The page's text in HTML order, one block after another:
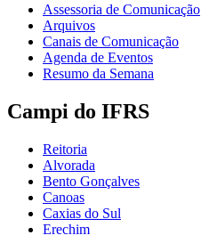
Assessoria de Comunicação
Arquivos
Canais de Comunicação
Agenda de Eventos
Resumo da Semana
Campi do IFRS
Reitoria
Alvorada
Bento Gonçalves
Canoas
Caxias do Sul
Erechim